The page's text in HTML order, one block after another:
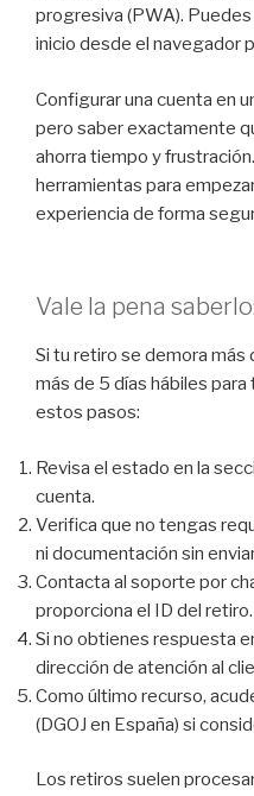
progresiva (PWA).
inicio desde el navegador
Configurar una cuenta en
pero saber exactamente
ahorra tiempo y
herramientas para
experiencia de forma
Vale la pena
Si tu retiro se demora más
más de 5 días hábiles
estos pasos:
Revisa el estado en la
cuenta.
Verifica que no tengas
ni documentación sin
Contacta al soporte por
proporciona el ID del retiro.
Si no obtienes respuesta
dirección de atención al
Como último recurso,
(DGOJ en España) si
Los retiros suelen